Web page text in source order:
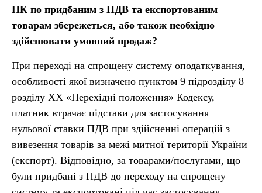
ПК по придбаним з ПДВ та експортованим
товарам збережеться, або також необхідно
здійснювати умовний продаж?
При переході на спрощену систему оподаткування,
особливості якої визначено пунктом 9 підрозділу 8
розділу ХХ «Перехідні положення» Кодексу,
платник втрачає підстави для застосування
нульової ставки ПДВ при здійсненні операцій з
вивезення товарів за межі митної території України
(експорт). Відповідно, за товарами/послугами, що
були придбані з ПДВ до переходу на спрощену